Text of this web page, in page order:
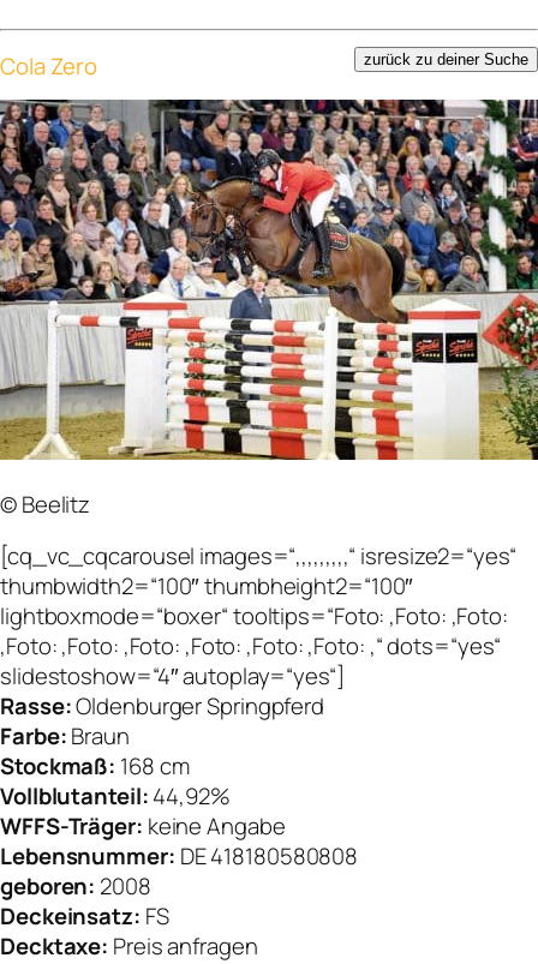
zurück zu deiner Suche
Cola Zero
© Beelitz
[cq_vc_cqcarousel images=“,,,,,,,,,“ isresize2=“yes“
thumbwidth2=“100″ thumbheight2=“100″
lightboxmode=“boxer“ tooltips=“Foto: ,Foto: ,Foto:
,Foto: ,Foto: ,Foto: ,Foto: ,Foto: ,Foto: ,“ dots=“yes“
slidestoshow=“4″ autoplay=“yes“]
Rasse:Oldenburger Springpferd
Farbe:Braun
Stockmaß: 168 cm
Vollblutanteil:44,92%
WFFS-Träger: keine Angabe
Lebensnummer: DE 418180580808
geboren: 2008
Deckeinsatz: FS
Decktaxe: Preis anfragen